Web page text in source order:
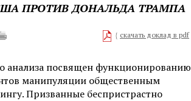
ПРОТИВ ДОНАЛЬДА ТРАМПА
{ скачать доклад в pdf
анализа посвящен функционированию
манипуляции общественным
Призванные беспристрастно